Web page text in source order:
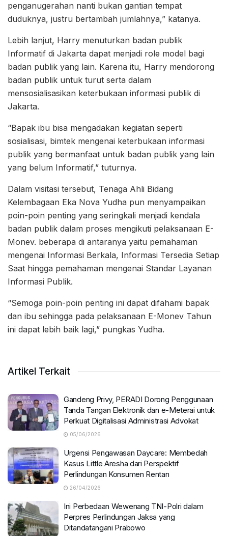
penganugerahan nanti bukan gantian tempat
duduknya, justru bertambah jumlahnya,” katanya.
Lebih lanjut, Harry menuturkan badan publik
Informatif di Jakarta dapat menjadi role model bagi
badan publik yang lain. Karena itu, Harry mendorong
badan publik untuk turut serta dalam
mensosialisasikan keterbukaan informasi publik di
Jakarta.
“Bapak ibu bisa mengadakan kegiatan seperti
sosialisasi, bimtek mengenai keterbukaan informasi
publik yang bermanfaat untuk badan publik yang lain
yang belum Informatif,” tuturnya.
Dalam visitasi tersebut, Tenaga Ahli Bidang
Kelembagaan Eka Nova Yudha pun menyampaikan
poin-poin penting yang seringkali menjadi kendala
badan publik dalam proses mengikuti pelaksanaan E-
Monev. beberapa di antaranya yaitu pemahaman
mengenai Informasi Berkala, Informasi Tersedia Setiap
Saat hingga pemahaman mengenai Standar Layanan
Informasi Publik.
“Semoga poin-poin penting ini dapat difahami bapak
dan ibu sehingga pada pelaksanaan E-Monev Tahun
ini dapat lebih baik lagi,” pungkas Yudha.
Artikel Terkait
Gandeng Privy, PERADI Dorong Penggunaan
Tanda Tangan Elektronik dan e-Meterai untuk
Perkuat Digitalisasi Administrasi Advokat
05/06/2026
Urgensi Pengawasan Daycare: Membedah
Kasus Little Aresha dari Perspektif
Perlindungan Konsumen Rentan
26/04/2026
Ini Perbedaan Wewenang TNI-Polri dalam
Perpres Perlindungan Jaksa yang
Ditandatangani Prabowo